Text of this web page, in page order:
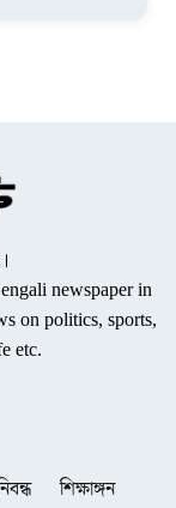
newspaper in
on politics, sports,
etc.
শিক্ষাঙ্গন